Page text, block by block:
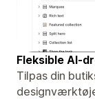
Fleksible AI-
Tilpas din